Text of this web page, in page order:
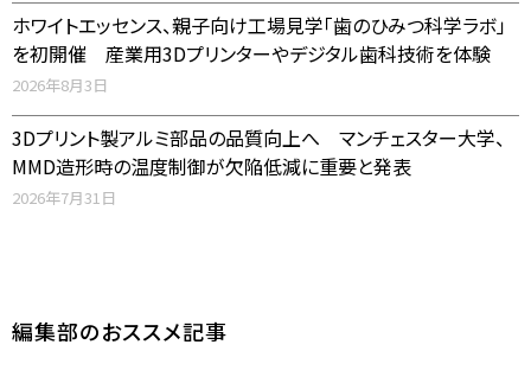
ホワイトエッセンス、親子向け工場見学「歯のひみつ科学ラボ」
を初開催 産業用3Dプリンターやデジタル歯科技術を体験
2026年8月3日
3Dプリント製アルミ部品の品質向上へ マンチェスター大学、
MMD造形時の温度制御が欠陥低減に重要と発表
2026年7月31日
編集部のおススメ記事